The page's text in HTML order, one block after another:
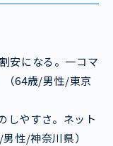
安になる。一コマ
（64歳/男性/東京
しやすさ。ネット
性/神奈川県）